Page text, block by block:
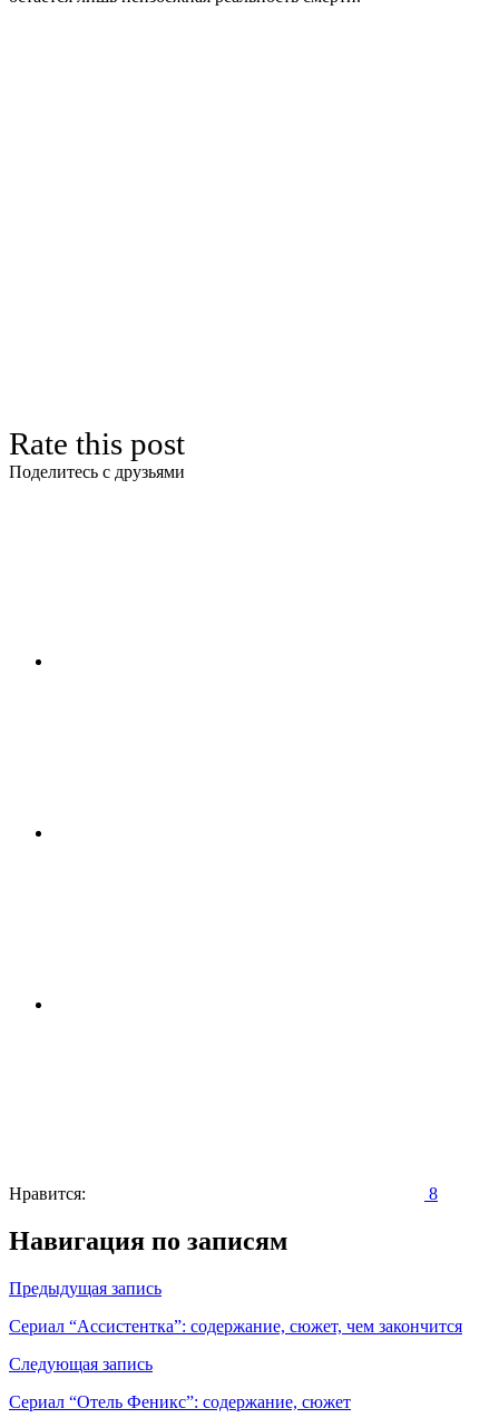
Rate this post
Поделитесь с друзьями
Нравится: 8
Навигация по записям
Предыдущая запись
Сериал “Ассистентка”: содержание, сюжет, чем закончится
Следующая запись
Сериал “Отель Феникс”: содержание, сюжет